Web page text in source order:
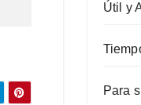
Útil y
Para